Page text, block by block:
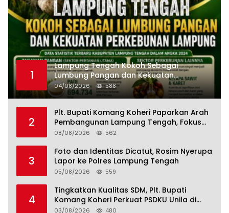
1
Lampung Tengah Kokoh Sebagai
Lumbung Pangan dan Kekuatan
Perkebunan Lampung, Komang Koheri:
Kemandirian Pangan adalah Fondasi
04/08/2026 588
2
Plt. Bupati Komang Koheri Paparkan Arah
Pembangunan Lampung Tengah, Fokus
pada SDM, Ekonomi, Infrastruktur dan
08/08/2026 562
3
Foto dan Identitas Dicatut, Rosim Nyerupa
Lapor ke Polres Lampung Tengah
05/08/2026 559
4
Tingkatkan Kualitas SDM, Plt. Bupati
Komang Koheri Perkuat PSDKU Unila di
Lampung Tengah
03/08/2026 480